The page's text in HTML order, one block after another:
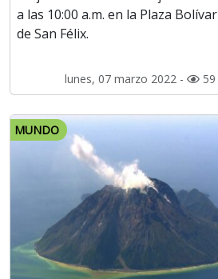
a las 10:00 a.m. en la Plaza Bolívar
de San Félix.
lunes, 07 marzo 2022 - 59
MUNDO